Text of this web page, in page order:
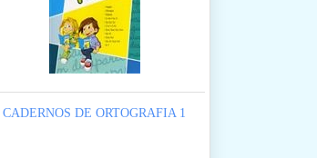
CADERNOS DE ORTOGRAFIA 1